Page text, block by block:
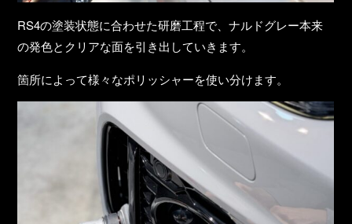
RS4の塗装状態に合わせた研磨工程で、ナルドグレー本来
の発色とクリアな面を引き出していきます。
箇所によって様々なポリッシャーを使い分けます。